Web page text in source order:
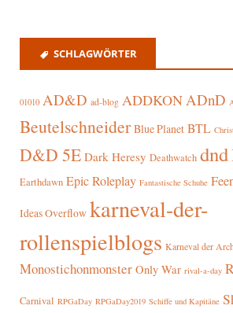
SCHLAGWÖRTER
01010 AD&D ad-blog ADDKONADnD
Beutelschneider Blue Planet BTL
D&D 5E Dark Heresy Deathwatch dnd
Earthdawn Epic Roleplay Fantastische Schuhe
Ideas Overflow karneval-der-
rollenspielblogs Karneval der
Monostichonmonster Only War rival-a-day
Carnival RPGaDay RPGaDay2019 Schiffe und Kapitäne